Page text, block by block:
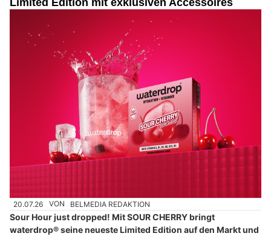
Limited Edition mit exklusiven Accessoires
20.07.26 VON BELMEDIA REDAKTION
Sour Hour just dropped! Mit SOUR CHERRY bringt
waterdrop® seine neueste Limited Edition auf den Markt und